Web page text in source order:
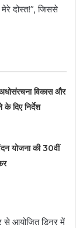
मेरे दोस्त!”, जिससे
विकास और
के दिए निर्देश
योजना की 30वीं
से आयोजित डिनर में